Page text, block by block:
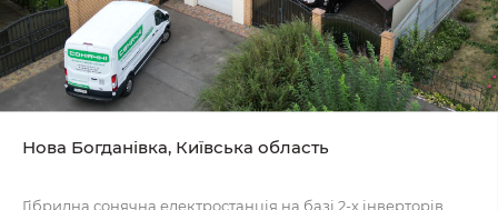
Нова Богданівка, Київська область
Гібридна сонячна електростанція на базі 2-х інверторів